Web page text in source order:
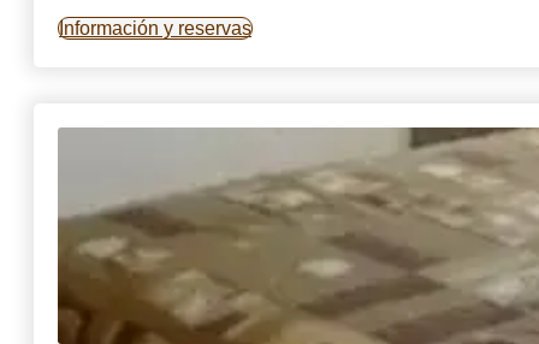
Información y reservas